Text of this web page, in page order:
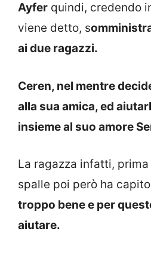
Ayfer quindi, credendo
viene detto, s
ai due ragazzi.
Ceren, nel mentre
alla sua amica, ed
insieme al suo amore
La ragazza infatti,
spalle poi però ha
troppo bene e per
aiutare.